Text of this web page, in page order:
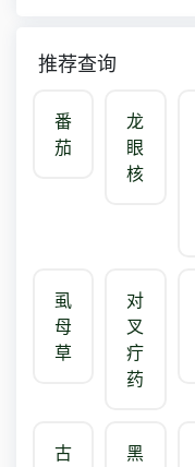
推荐查询
番
茄
龙
眼
核
虱
母
草
对
叉
疔
药
古
黑